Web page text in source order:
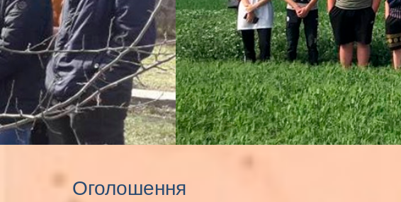
Оголошення